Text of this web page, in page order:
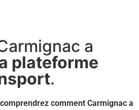
a
plateforme
.
comment Carmignac a